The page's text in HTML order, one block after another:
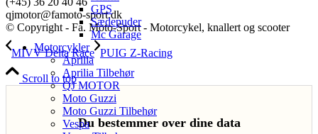
GPS
Sædepuder
Mc Garage
Motorcykler
Aprilia
Aprilia Tilbehør
QJ MOTOR
Moto Guzzi
Moto Guzzi Tilbehør
Vespa
qjmotor@famoto-sport.dk
© Copyright - Fa. Moto-Sport - Motorcykel, knallert og scooter
MIVV Delta Race PUIG Z-Racing
Scroll to top
Du bestemmer over dine data